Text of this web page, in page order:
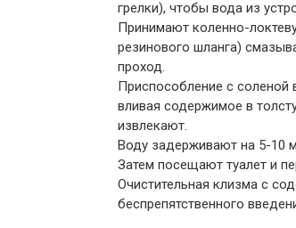
грелки), чтобы вода из
Принимают коленно-
резинового шланга)
проход.
Приспособление с соленой
вливая содержимое в
извлекают.
Воду задерживают на 5-10
Затем посещают туалет и
Очистительная клизма с
беспрепятственного